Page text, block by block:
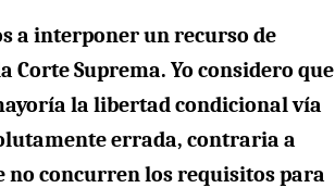
a interponer un recurso de
Corte Suprema. Yo considero que
la libertad condicional vía
errada, contraria a
no concurren los requisitos para